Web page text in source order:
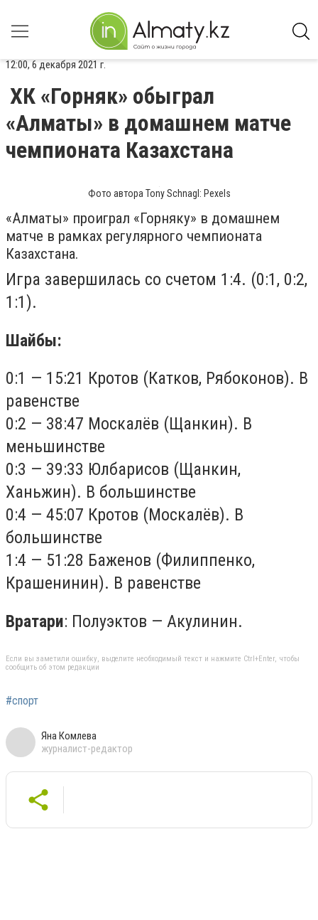
12:00, 6 декабря 2021 г.
ХК «Горняк» обыграл
«Алматы» в домашнем матче
чемпионата Казахстана
Фото автора Tony Schnagl: Pexels
«Алматы» проиграл «Горняку» в домашнем
матче в рамках регулярного чемпионата
Казахстана.
Игра завершилась со счетом 1:4. (0:1, 0:2,
1:1 ).
Шайбы:
0:1 — 15:21 Кротов (Катков, Рябоконов). В
равенстве
0:2 — 38:47 Москалёв (Щанкин). В
меньшинстве
0:3 — 39:33 Юлбарисов (Щанкин,
Ханьжин). В большинстве
0:4 — 45:07 Кротов (Москалёв). В
большинстве
1:4 — 51:28 Баженов (Филиппенко,
Крашенинин). В равенстве
Вратари: Полуэктов — Акулинин.
Если вы заметили ошибку, выделите необходимый текст и нажмите Ctrl+Enter, чтобы
сообщить об этом редакции
#спорт
Яна Комлева
журналист-редактор